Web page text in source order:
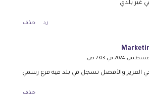
غير بلدي
رد حذف
العزيز والأفضل تسجل في بلد فيه فرع رسمي
حذف